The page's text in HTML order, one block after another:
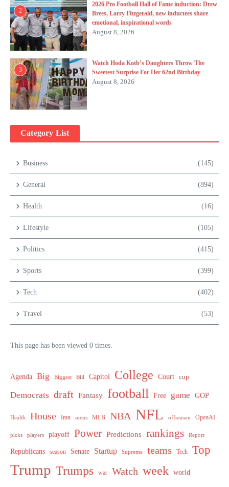
2
2026 Pro Football Hall of Fame induction: Drew
Brees, Larry Fitzgerald, new inductees share
emotional, inspirational words
August 8, 2026
3
Watch Hoda Kotb’s Daughters Throw The
Sweetest Surprise For Her 62nd Birthday
August 8, 2026
Category List
Business (145)
General (894)
Health (16)
Lifestyle (105)
Politics (415)
Sports (399)
Tech (402)
Travel (53)
This page has been viewed 0 times.
Agenda Big Biggest Bill Capitol College Court cup
Democrats draft Fantasy football Free game GOP
Health House Iran mens MLB NBA NFL offseason OpenAI
picks players playoff Power Predictions rankings Report
Republicans season Senate Startup Supreme teams Tech Top
Trump Trumps war Watch week world